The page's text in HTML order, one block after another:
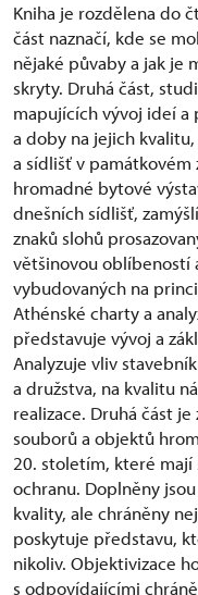
Kniha je rozdělena do
část naznačí, kde se
nějaké půvaby a jak je
skryty. Druhá část,
mapujících vývoj ideí a
a doby na jejich
a sídlišť v
hromadné bytové
dnešních sídlišť,
znaků slohů
většinovou oblíbeností
vybudovaných na
Athénské charty a
představuje vývoj a
Analyzuje vliv
a družstva, na kvalitu
realizace. Druhá část
souborů a objektů
20. stoletím, které
ochranu. Doplněny
kvality, ale chráněny
poskytuje představu,
nikoliv. Objektivizace
s odpovídajícími